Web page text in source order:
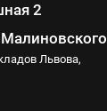
2
Львова,